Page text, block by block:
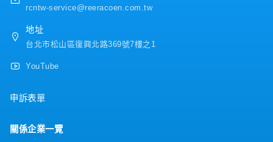
rcntw-service@reeracoen.com.tw
地址
台北市松山區復興北路369號7樓之1
YouTube
申訴表單
關係企業一覽